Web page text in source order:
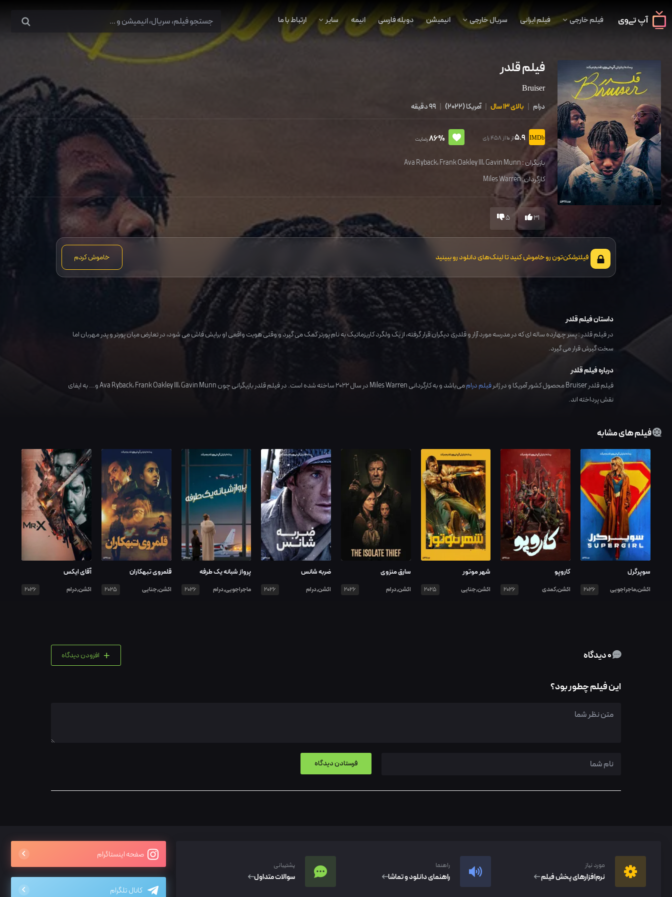
فیلم خارجی فیلم ایرانی سریال خارجی انیمیشن دوبله فارسی انیمه سایر ارتباط با ما
فیلم قلدر
Bruiser
درام | بالای 13 سال | آمریکا(
2022
)
|
5.9از 10 از 458 رای 86%رضایت
بازیگران : Ava Ryback،Frank Oakley III،Gavin Munn
کارگردان:Miles Warren
31
5
فیلترشکن‌تون رو خاموش کنید تا لینک‌های دانلود رو ببینید خاموش کردم
داستان فیلم قلدر
در فیلم قلدر : پسر چهارده ساله ای که در مدرسه مورد آزار و قلدری دیگران قرار گرفته، از یک ولگرد کاریزماتیک به نام پورتر کمک می گیرد و وقتی هویت واقعی او برایش فاش می شود، در تعارض میان پورتر و پدر مهربان اما
سخت گیرش قرار می گیرد.
درباره فیلم قلدر
فیلم قلدر Bruiser محصول کشور آمریکاو در ژانرفیلم دراممی‌باشد و به کارگردانیMiles Warrenدر سال2022ساخته شده است. در فیلم قلدر بازیگرانی چون Ava Ryback،Frank Oakley III،Gavin Munn
و... به ایفای
نقش پرداخته اند.
فیلم های مشابه
سوپرگرل
اکشن,ماجراجویی 2026
کاروپو
اکشن,کمدی 2026
شهر موتور
اکشن,جنایی 2025
سارق منزوی
اکشن,درام 2026
ضربه شانس
اکشن,درام 2026
پرواز شبانه یک طرفه
ماجراجویی,درام 2026
قلمروی تبهکاران
اکشن,جنایی 2025
آقای ایکس
اکشن,درام 2026
0 دیدگاه + افزودن دیدگاه
این فیلم چطور بود؟
مورد نیاز
نرم‌افزار‌های پخش فیلم
راهنما
راهنمای دانلود و تماشا
پشتیبانی
سوالات متداول
صفحه اینستاگرام
کانال تلگرام